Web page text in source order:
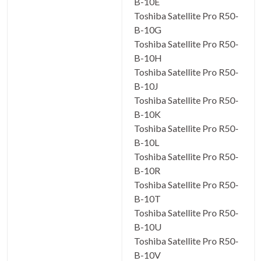
Toshiba Satellite Pro R50-
B-10G
Toshiba Satellite Pro R50-
B-10H
Toshiba Satellite Pro R50-
B-10J
Toshiba Satellite Pro R50-
B-10K
Toshiba Satellite Pro R50-
B-10L
Toshiba Satellite Pro R50-
B-10R
Toshiba Satellite Pro R50-
B-10T
Toshiba Satellite Pro R50-
B-10U
Toshiba Satellite Pro R50-
B-10V